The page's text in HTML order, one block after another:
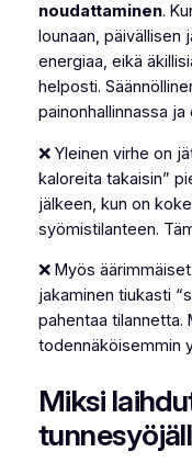
noudattaminen.
lounaan, päivällisen
energiaa, eikä
helposti.
painonhallinnassa
❌ Yleinen virhe on
kaloreita takaisin”
jälkeen, kun on
syömistilanteen.
❌ Myös
jakaminen tiukasti
pahentaa tilannetta.
todennäköisemmin
Miksi